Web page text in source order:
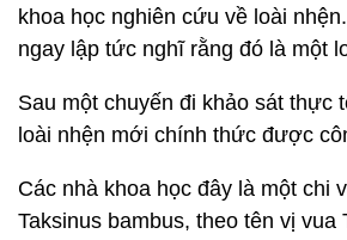
khoa học nghiên cứu về loài
ngay lập tức nghĩ rằng đó là một
Sau một chuyến đi khảo sát thực
loài nhện mới chính thức được
Các nhà khoa học đây là một chi
Taksinus bambus, theo tên vị vua